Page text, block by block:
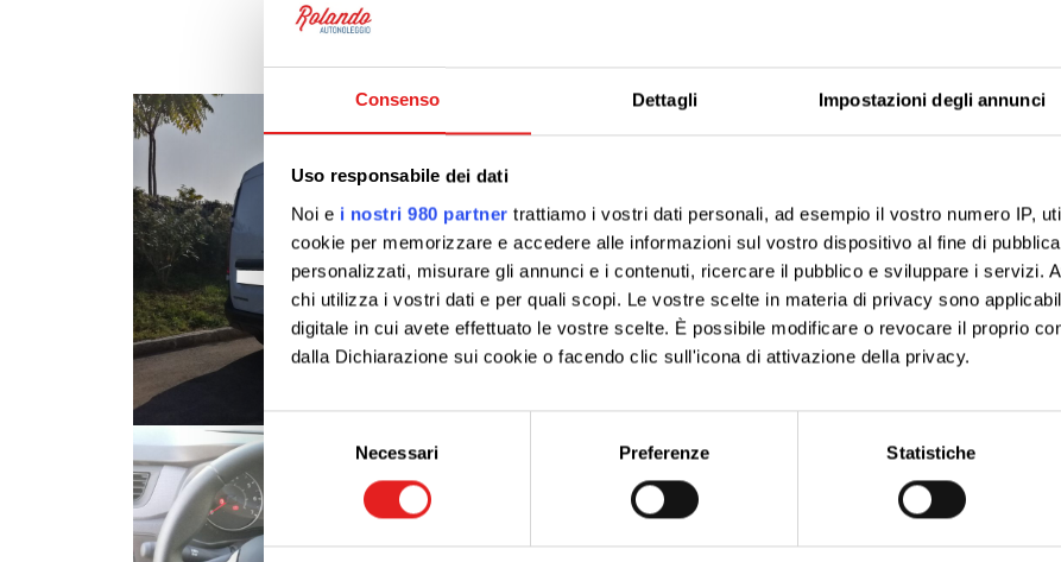
Consenso Dettagli Impostazioni degli annunci
Uso responsabile dei dati
Noi e i nostri 980 partner trattiamo i vostri dati personali, ad esempio il vostro numero IP,
cookie per memorizzare e accedere alle informazioni sul vostro dispositivo al fine di
personalizzati, misurare gli annunci e i contenuti, ricercare il pubblico e sviluppare i servizi.
chi utilizza i vostri dati e per quali scopi. Le vostre scelte in materia di privacy sono
digitale in cui avete effettuato le vostre scelte. È possibile modificare o revocare il proprio
dalla Dichiarazione sui cookie o facendo clic sull'icona di attivazione della privacy.
Approfondisci come vengono elaborati i tuoi dati personali e imposta le tue preferenze nella
modificare o ritirare il tuo consenso in qualsiasi momento dalla Dichiarazione sui cookie.
Utilizziamo i cookie per personalizzare contenuti ed annunci, per fornire funzionalità dei
Selezione
del
Necessari Preferenze Statistiche